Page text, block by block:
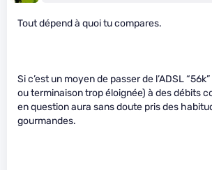
Tout dépend à quoi tu compares.
Si c’est un moyen de passer de l’ADSL
ou terminaison trop éloignée) à des débits
en question aura sans doute pris des
gourmandes.